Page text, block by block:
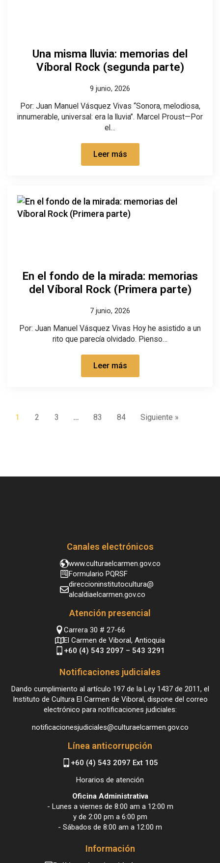
Una misma lluvia: memorias del
Víboral Rock (segunda parte)
9 junio, 2026
Por: Juan Manuel Vásquez Vivas “Sonora, melodiosa,
innumerable, universal: era la lluvia”. Marcel Proust—Por
el…
Leer más
En el fondo de la mirada: memorias
del Víboral Rock (Primera parte)
7 junio, 2026
Por: Juan Manuel Vásquez Vivas Hoy he asistido a un
rito que parecía olvidado. Pienso…
Leer más
1 2 3 … 83 84 Siguiente »
Canales electrónicos
www.culturaelcarmen.gov.co
Formulario PQRSF
direccioninstitutocultura@
alcaldiaelcarmen.gov.co
Atención presencial
Carrera 30 # 27-66
El Carmen de Viboral, Antioquia
+60 (4) 543 2097 – 543 3291
Notificaciones judiciales
Dando cumplimiento al artículo 197 de la Ley 1437 de 2011, el
Instituto de Cultura El Carmen de Viboral, dispone del correo
electrónico para notificaciones judiciales:
notificacionesjudiciales@culturaelcarmen.gov.co
Línea anticorrupción
+60 (4) 543 2097 Ext 105
Horarios de atención
Oficina Administrativa
- Lunes a viernes de 8:00 am a 12:00 m
y de 2:00 pm a 6:00 pm
- Sábados de 8:00 am a 12:00 m
Información